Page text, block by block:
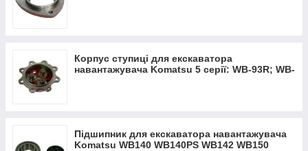
Корпус ступиці для екскаватора
навантажувача Komatsu 5 серії: WB-93R; WB-
Підшипник для екскаватора навантажувача
Komatsu WB140 WB140PS WB142 WB150